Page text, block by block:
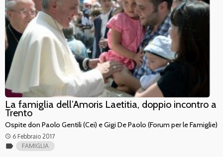
La famiglia dell’Amoris Laetitia, doppio incontro a
Trento
Ospite don Paolo Gentili (Cei) e Gigi De Paolo (Forum per le Famiglie)
access_time 6 Febbraio 2017
label FAMIGLIA